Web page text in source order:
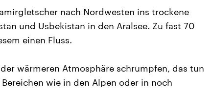
nach Nordwesten ins trockene
und Usbekistan in den Aralsee. Zu fast 70
einen Fluss.
wärmeren Atmosphäre schrumpfen, das tun
wie in den Alpen oder in noch